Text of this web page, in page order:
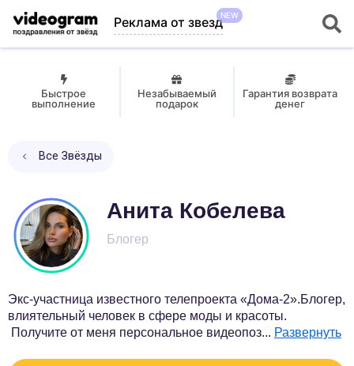
Реклама от звездNEW
Быстрое
выполнение
Незабываемый
подарок
Гарантия возврата
денег
Все Звёзды
Анита Кобелева
Блогер
Экс-участница известного телепроекта «Дома-2».Блогер,
влиятельный человек в сфере моды и красоты.
Получите от меня персональное видеопоз... Развернуть